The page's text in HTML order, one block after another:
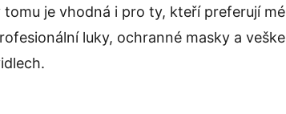
je vhodná i pro ty, kteří preferují
luky, ochranné masky a